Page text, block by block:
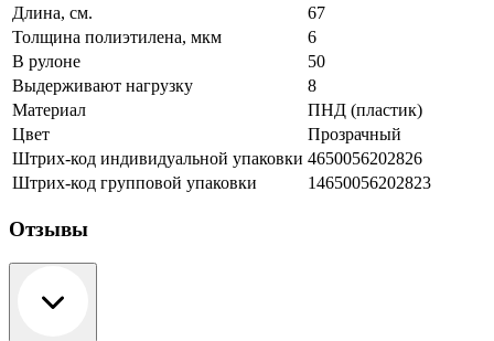
Длина, см.
67
Толщина полиэтилена, мкм
6
В рулоне
50
Выдерживают нагрузку
8
Материал
ПНД (пластик)
Цвет
Прозрачный
Штрих-код индивидуальной упаковки 4650056202826
Штрих-код групповой упаковки
14650056202823
Отзывы